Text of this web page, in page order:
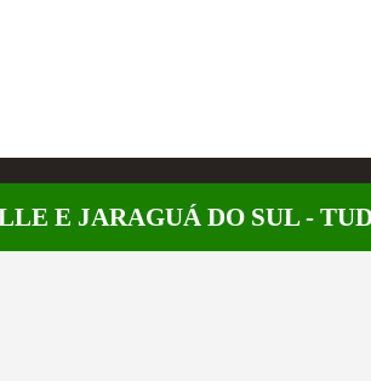
E JARAGUÁ DO SUL -